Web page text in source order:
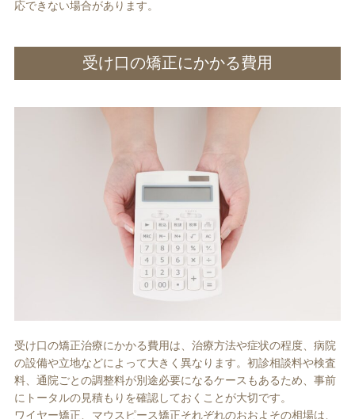
応できない場合があります。
受け口の矯正にかかる費用
受け口の矯正治療にかかる費用は、治療方法や症状の程度、病院
の設備や立地などによって大きく異なります。初診相談料や検査
料、通院ごとの調整料が別途必要になるケースもあるため、事前
にトータルの見積もりを確認しておくことが大切です。
ワイヤー矯正、マウスピース矯正それぞれのおおよその相場は、